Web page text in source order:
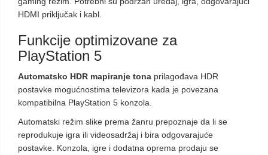
HDMI priključak i kabl.
Funkcije optimizovane za
PlayStation 5
Automatsko HDR mapiranje tona prilagođava HDR
postavke mogućnostima televizora kada je povezana
kompatibilna PlayStation 5 konzola.
Automatski režim slike prema žanru prepoznaje da li se
reprodukuje igra ili videosadržaj i bira odgovarajuće
postavke. Konzola, igre i dodatna oprema prodaju se